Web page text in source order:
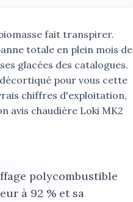
fait transpirer.
totale en plein mois de
glacées des catalogues.
pour vous cette
chiffres d'exploitation,
avis chaudière Loki MK2
polycombustible
à 92 % et sa